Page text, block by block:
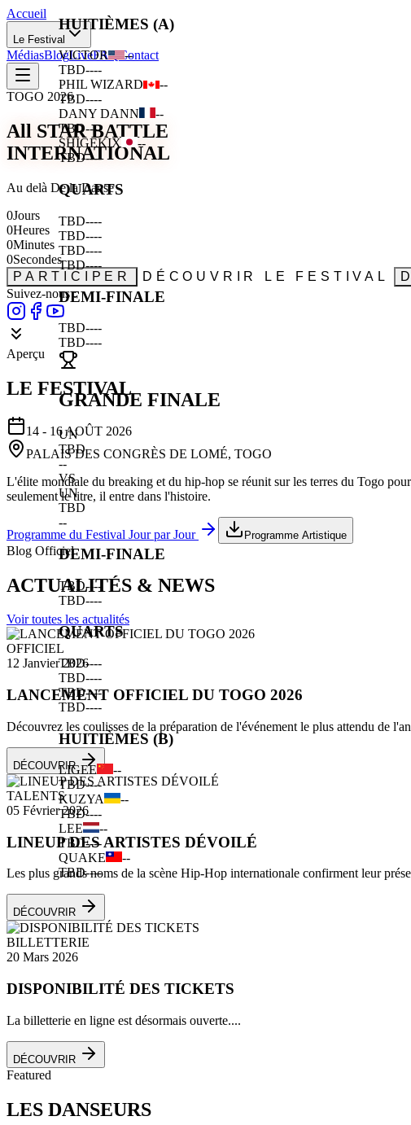
Accueil
Le Festival
MédiasBlogLiveFAQContact
TOGO 2026
All STAR BATTLE
INTERNATIONAL
Au delà De la Danse
0Jours
0Heures
0Minutes
0Secondes
PARTICIPER
DÉCOUVRIR LE FESTIVAL
Suivez-nous :
Aperçu
LE FESTIVAL
14 - 16 AOÛT 2026
PALAIS DES CONGRÈS DE LOMÉ, TOGO
L'élite mondiale du breaking et du hip-hop se réunit sur les terres du Togo
seulement le titre, il entre dans l'histoire.
Programme du Festival Jour par Jour Programme Artistique
Blog Officiel
ACTUALITÉS & NEWS
Voir toutes les actualités
OFFICIEL
12 Janvier 2026
LANCEMENT OFFICIEL DU TOGO 2026
Découvrez les coulisses de la préparation de l'événement le plus attendu de
DÉCOUVRIR
TALENTS
05 Février 2026
LINEUP DES ARTISTES DÉVOILÉ
Les plus grands noms de la scène Hip-Hop internationale confirment leur
DÉCOUVRIR
BILLETTERIE
20 Mars 2026
DISPONIBILITÉ DES TICKETS
La billetterie en ligne est désormais ouverte....
DÉCOUVRIR
Featured
LES DANSEURS
HUITIÈMES (A)
VICTOR
--
TBD----
PHIL WIZARD
--
TBD----
DANY DANN
--
TBD----
SHIGEKIX
--
TBD----
QUARTS
TBD----
TBD----
TBD----
TBD----
DEMI-FINALE
TBD----
TBD----
GRANDE FINALE
UN
TBD
--
VS
UN
TBD
--
DEMI-FINALE
TBD----
TBD----
QUARTS
TBD----
TBD----
TBD----
TBD----
HUITIÈMES (B)
LIGEE
--
TBD----
KUZYA
--
TBD----
LEE
--
TBD----
QUAKE
--
TBD----